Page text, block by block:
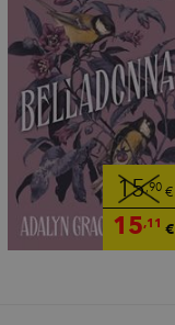
15,90€
15,11 €